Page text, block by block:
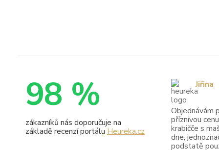
98 %
zákazníků nás doporučuje na
základě recenzí portálu Heureka.cz
Objednávám
příznivou
krabičče s
dne,
podstatě
Jiřina